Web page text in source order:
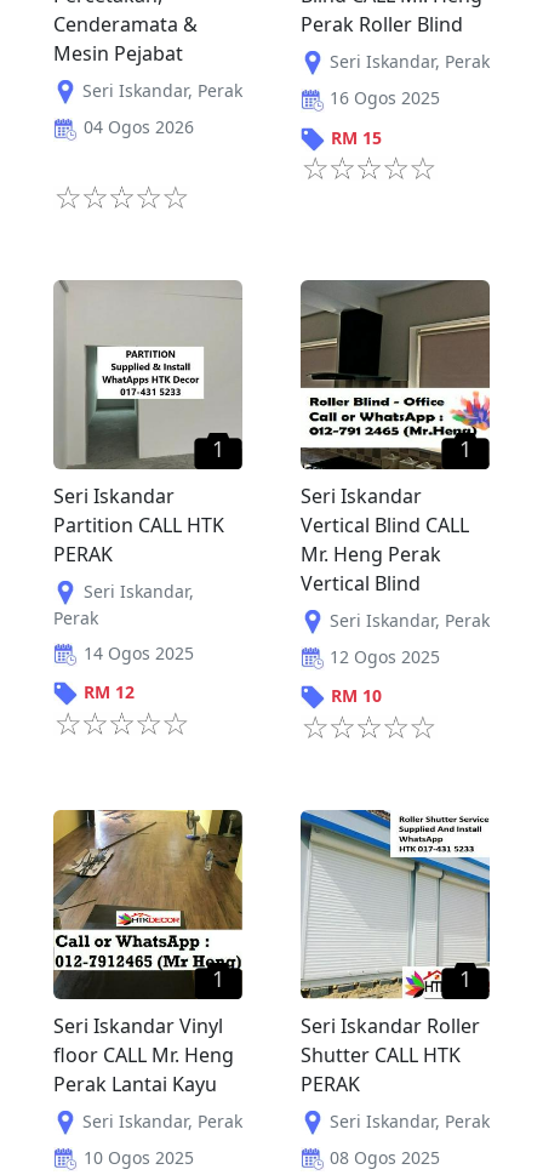
Cenderamata &
Mesin Pejabat
Seri Iskandar, Perak
04 Ogos 2026
Perak Roller Blind
Seri Iskandar, Perak
16 Ogos 2025
RM 15
1
Seri Iskandar
Partition CALL HTK
PERAK
Seri Iskandar,
Perak
14 Ogos 2025
RM 12
1
Seri Iskandar
Vertical Blind CALL
Mr. Heng Perak
Vertical Blind
Seri Iskandar, Perak
12 Ogos 2025
RM 10
1
Seri Iskandar Vinyl
floor CALL Mr. Heng
Perak Lantai Kayu
Seri Iskandar, Perak
10 Ogos 2025
1
Seri Iskandar Roller
Shutter CALL HTK
PERAK
Seri Iskandar, Perak
08 Ogos 2025